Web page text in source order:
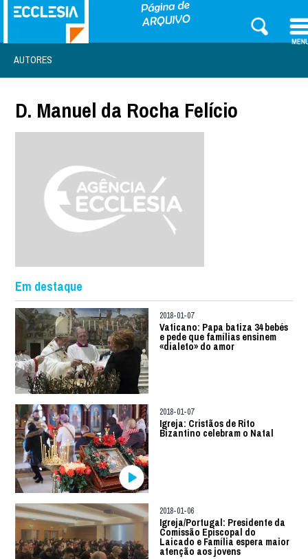
AUTORES
D. Manuel da Rocha Felício
Em destaque
2018-01-07
Vaticano: Papa batiza 34 bebés
e pede que famílias ensinem
«dialeto» do amor
2018-01-07
Igreja: Cristãos de Rito
Bizantino celebram o Natal
2018-01-06
Igreja/Portugal: Presidente da
Comissão Episcopal do
Laicado e Família espera maior
atenção aos jovens